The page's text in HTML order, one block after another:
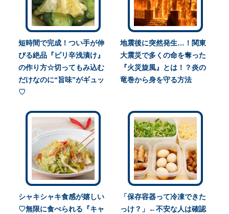
短時間で完成！つい手が伸
びる絶品『ピリ辛浅漬け』
の作り方☆切ってもみ込む
だけなのに“旨味”がギュッ
♡
地震後に突然発生…！関東
大震災で多くの命を奪った
『火災旋風』とは！？炎の
竜巻から身を守る方法
シャキシャキ食感が嬉しい
♡無限に食べられる『キャ
「保存容器って冷凍できた
っけ？」←不安な人は確認